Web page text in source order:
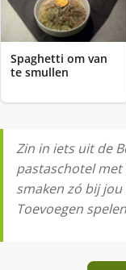
Spaghetti om van
te smullen
Zin in iets uit de
pastaschotel
smaken zó bij
Toevoegen